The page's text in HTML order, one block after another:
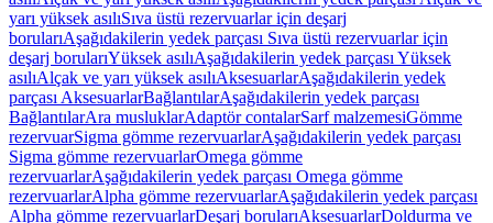
yarı yüksek asılıSıva üstü rezervuarlar için deşarj
borularıAşağıdakilerin yedek parçası Sıva üstü rezervuarlar için
deşarj borularıYüksek asılıAşağıdakilerin yedek parçası Yüksek
asılıAlçak ve yarı yüksek asılıAksesuarlarAşağıdakilerin yedek
parçası AksesuarlarBağlantılarAşağıdakilerin yedek parçası
BağlantılarAra musluklarAdaptör contalarSarf malzemesiGömme
rezervuarSigma gömme rezervuarlarAşağıdakilerin yedek parçası
Sigma gömme rezervuarlarOmega gömme
rezervuarlarAşağıdakilerin yedek parçası Omega gömme
rezervuarlarAlpha gömme rezervuarlarAşağıdakilerin yedek parçası
Alpha gömme rezervuarlarDeşarj borularıAksesuarlarDoldurma ve